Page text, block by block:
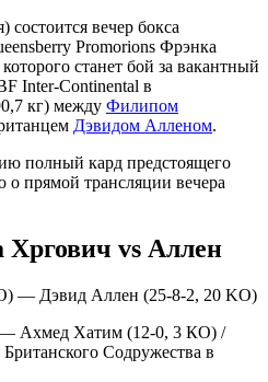
состоится вечер бокса
Promorions Фрэнка
станет бой за вакантный
Inter-Continental в
кг) между Филипом
Дэвидом Алленом.
полный кард предстоящего
прямой трансляции вечера
Хргович vs Аллен
— Дэвид Аллен (25-8-2, 20 KO)
Ахмед Хатим (12-0, 3 КО) /
Содружества в